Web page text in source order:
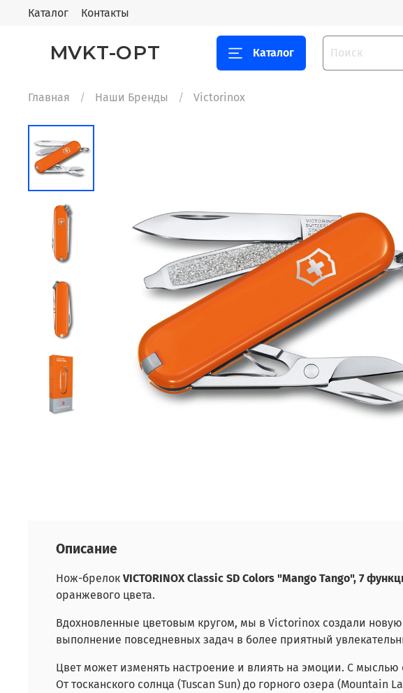
Каталог Контакты
MVKT-OPT Каталог
Главная Наши Бренды Victorinox
Описание
Нож-брелок VICTORINOX Classic SD Colors "Mango Tango", 7
оранжевого цвета.
Вдохновленные цветовым кругом, мы в Victorinox создали
выполнение повседневных задач в более приятный
Цвет может изменять настроение и влиять на эмоции. С
От тосканского солнца (Tuscan Sun) до горного озера (Mountain